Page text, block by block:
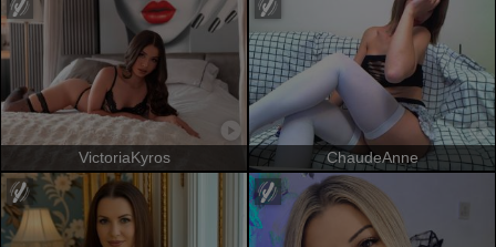
VictoriaKyros ChaudeAnne